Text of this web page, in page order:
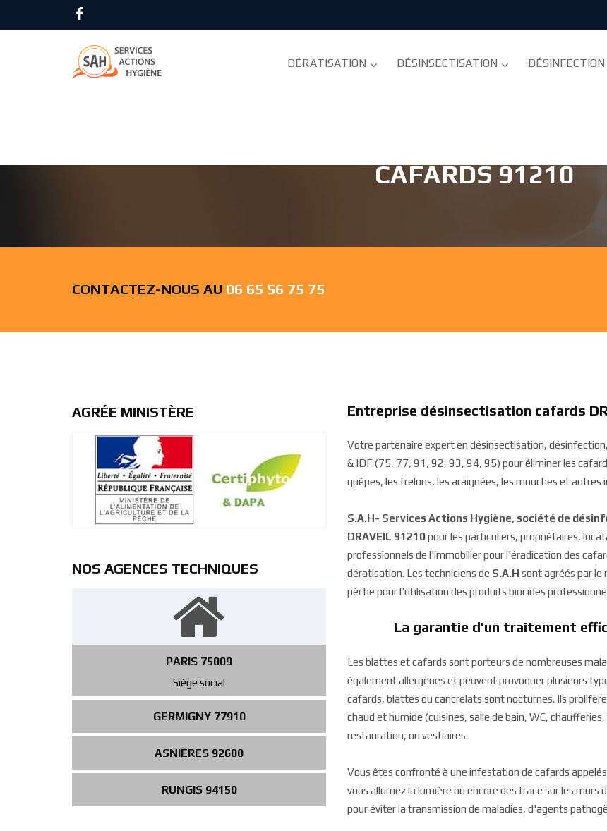
DÉRATISATION DÉSINSECTISATION DÉSINFECTION
Accueil
CAFARDS 91210
CONTACTEZ-NOUS AU 06 65 56 75 75
AGRÉE MINISTÈRE
NOS AGENCES TECHNIQUES
PARIS 75009
Siège social
GERMIGNY 77910
ASNIÈRES 92600
RUNGIS 94150
Entreprise désinsectisation cafards
Votre partenaire expert en désinsectisation,
& IDF (75, 77, 91, 92, 93, 94, 95) pour éliminer les
guêpes, les frelons, les araignées, les mouches et autres
S.A.H- Services Actions Hygiène, société de
DRAVEIL 91210pour les particuliers, propriétaires,
professionnels de l'immobilier pour l'éradication des
dératisation. Les techniciens de S.A.H sont agréés par
pèche pour l'utilisation des produits biocides
La garantie d'un traitement
Les blattes et cafards sont porteurs de nombreuses
également allergènes et peuvent provoquer plusieurs
cafards, blattes ou cancrelats sont nocturnes. Ils
chaud et humide (cuisines, salle de bain, WC,
restauration, ou vestiaires.
Vous êtes confronté à une infestation de cafards
vous allumez la lumière ou encore des trace sur les
pour éviter la transmission de maladies, d'agents